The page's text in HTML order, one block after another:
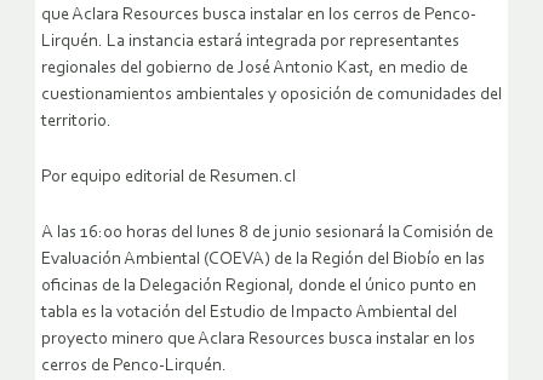
que Aclara Resources busca instalar en los cerros de Penco-
Lirquén. La instancia estará integrada por representantes
regionales del gobierno de José Antonio Kast, en medio de
cuestionamientos ambientales y oposición de comunidades del
territorio.
Por equipo editorial de Resumen.cl
A las 16:00 horas del lunes 8 de junio sesionará la Comisión de
Evaluación Ambiental (COEVA) de la Región del Biobío en las
oficinas de la Delegación Regional, donde el único punto en
tabla es la votación del Estudio de Impacto Ambiental del
proyecto minero que Aclara Resources busca instalar en los
cerros de Penco-Lirquén.